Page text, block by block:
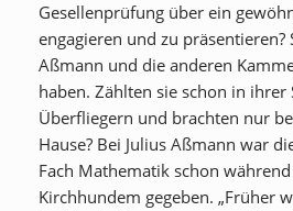
Gesellenprüfung über ein
engagieren und zu präsentieren?
Aßmann und die anderen
haben. Zählten sie schon in ihrer
Überfliegern und brachten nur
Hause? Bei Julius Aßmann war
Fach Mathematik schon
Kirchhundem gegeben. „Früher